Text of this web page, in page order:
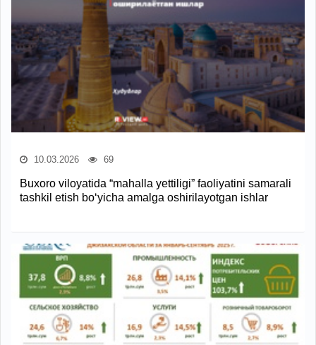
10.03.2026 69
Buxoro viloyatida “mahalla yettiligi” faoliyatini samarali
tashkil etish bo‘yicha amalga oshirilayotgan ishlar